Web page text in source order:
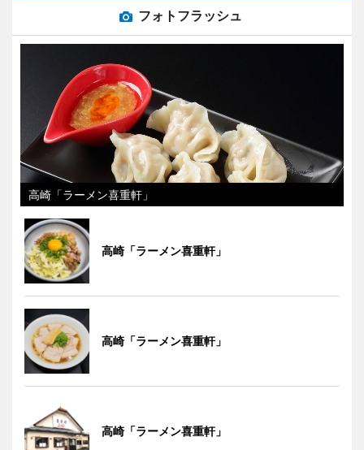
フォトフラッシュ
高崎「ラーメン喜重軒」
高崎「ラーメン喜重軒」
高崎「ラーメン喜重軒」
高崎「ラーメン喜重軒」